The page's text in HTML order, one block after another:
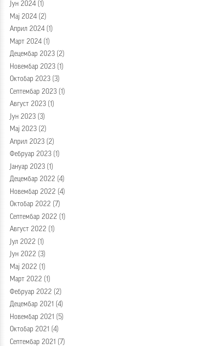
Јун 2024 (1)
Мај 2024 (2)
Април 2024 (1)
Март 2024 (1)
Децембар 2023 (2)
Новембар 2023 (1)
Октобар 2023 (3)
Септембар 2023 (1)
Август 2023 (1)
Јун 2023 (3)
Мај 2023 (2)
Април 2023 (2)
Фебруар 2023 (1)
Јануар 2023 (1)
Децембар 2022 (4)
Новембар 2022 (4)
Октобар 2022 (7)
Септембар 2022 (1)
Август 2022 (1)
Јул 2022 (1)
Јун 2022 (3)
Мај 2022 (1)
Март 2022 (1)
Фебруар 2022 (2)
Децембар 2021
(4)
Новембар 2021
(5)
Октобар 2021
(4)
Септембар 2021
(7)